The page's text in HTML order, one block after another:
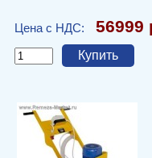
Цена с НДС: 56999